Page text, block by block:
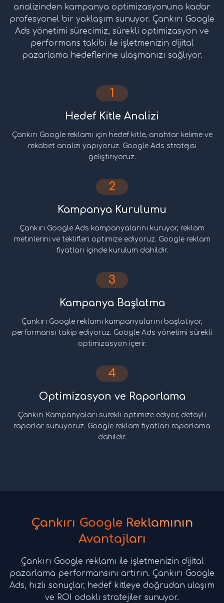
analizinden kampanya optimizasyonuna kadar
profesyonel bir yaklaşım sunuyor. Çankırı Google
Ads yönetimi sürecimiz, sürekli optimizasyon ve
performans takibi ile işletmenizin dijital
pazarlama hedeflerine ulaşmanızı sağlıyor.
1
Hedef Kitle Analizi
Çankırı Google reklamı için hedef kitle, anahtar kelime ve
rekabet analizi yapıyoruz. Google Ads stratejisi
geliştiriyoruz.
2
Kampanya Kurulumu
Çankırı Google Ads kampanyalarını kuruyor, reklam
metinlerini ve teklifleri optimize ediyoruz. Google reklam
fiyatları içinde kurulum dahildir.
3
Kampanya Başlatma
Çankırı Google reklamı kampanyalarını başlatıyor,
performansı takip ediyoruz. Google Ads yönetimi sürekli
optimizasyon içerir.
4
Optimizasyon ve Raporlama
Çankırı Kampanyaları sürekli optimize ediyor, detaylı
raporlar sunuyoruz. Google reklam fiyatları raporlama
dahildir.
Çankırı Google Reklamının
Avantajları
Çankırı Google reklamı ile işletmenizin dijital
pazarlama performansını artırın. Çankırı Google
Ads, hızlı sonuçlar, hedef kitleye doğrudan ulaşım
ve ROI odaklı stratejiler sunuyor.